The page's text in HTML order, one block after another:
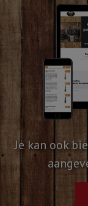
Je kan ook